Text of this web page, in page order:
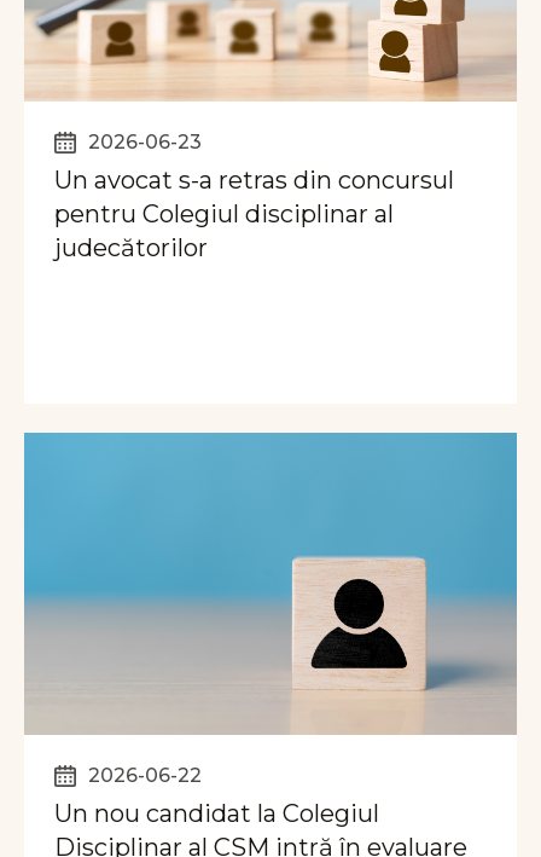
2026-06-23
Un avocat s-a retras din concursul
pentru Colegiul disciplinar al
judecătorilor
2026-06-22
Un nou candidat la Colegiul
Disciplinar al CSM intră în evaluare